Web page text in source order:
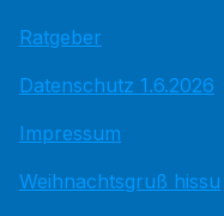
Ratgeber
Datenschutz 1.6.2026
Impressum
Weihnachtsgruß hissu